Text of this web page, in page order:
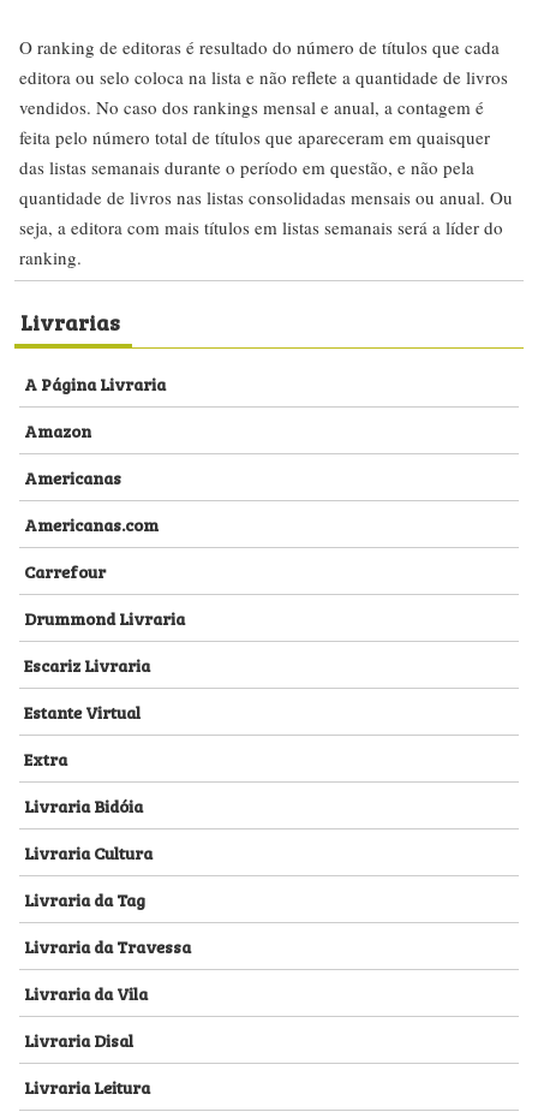
O ranking de editoras é resultado do número de títulos que cada
editora ou selo coloca na lista e não reflete a quantidade de livros
vendidos. No caso dos rankings mensal e anual, a contagem é
feita pelo número total de títulos que apareceram em quaisquer
das listas semanais durante o período em questão, e não pela
quantidade de livros nas listas consolidadas mensais ou anual. Ou
seja, a editora com mais títulos em listas semanais será a líder do
ranking.
Livrarias
A Página Livraria
Amazon
Americanas
Americanas.com
Carrefour
Drummond Livraria
Escariz Livraria
Estante Virtual
Extra
Livraria Bidóia
Livraria Cultura
Livraria da Tag
Livraria da Travessa
Livraria da Vila
Livraria Disal
Livraria Leitura